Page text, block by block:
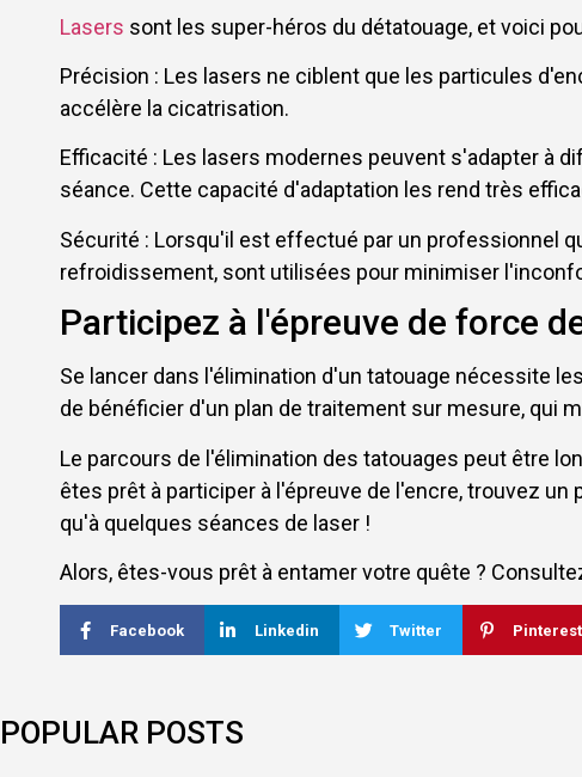
Lasers sont les super-héros du détatouage, et voici
Précision : Les lasers ne ciblent que les particules
accélère la cicatrisation.
Efficacité : Les lasers modernes peuvent s'adapter à
séance. Cette capacité d'adaptation les rend très
Sécurité : Lorsqu'il est effectué par un professionnel
refroidissement, sont utilisées pour minimiser
Participez à l'épreuve de force
Se lancer dans l'élimination d'un tatouage nécessite
de bénéficier d'un plan de traitement sur mesure, qui
Le parcours de l'élimination des tatouages peut être
êtes prêt à participer à l'épreuve de l'encre, trouvez
qu'à quelques séances de laser !
Alors, êtes-vous prêt à entamer votre quête ?
Facebook Linkedin Twitter Pinterest
POPULAR POSTS